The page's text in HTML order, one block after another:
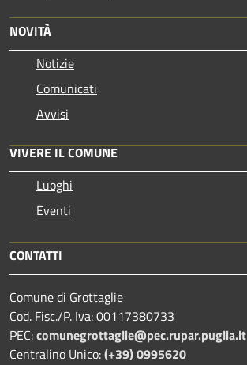
NOVITÀ
Notizie
Comunicati
Avvisi
VIVERE IL COMUNE
Luoghi
Eventi
CONTATTI
Comune di Grottaglie
Cod. Fisc./P. Iva: 00117380733
PEC:comunegrottaglie@pec.rupar.puglia.it
Centralino Unico:(+39) 0995620